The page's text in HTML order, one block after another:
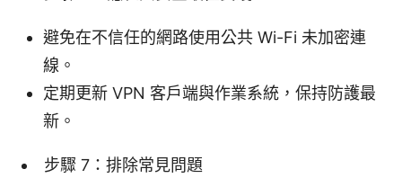
避免在不信任的網路使用公共 Wi-Fi 未加密連
線。
定期更新 VPN 客戶端與作業系統，保持防護最
新。
步驟 7：排除常見問題